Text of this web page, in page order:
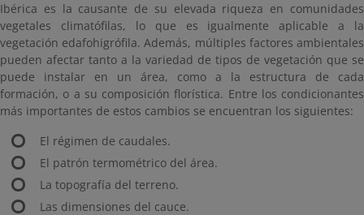
Ibérica es la causante de su elevada riqueza en comunidades
vegetales climatófilas, lo que es igualmente aplicable a la
vegetación edafohigrófila. Además, múltiples factores ambientales
pueden afectar tanto a la variedad de tipos de vegetación que se
puede instalar en un área, como a la estructura de cada
formación, o a su composición florística. Entre los condicionantes
más importantes de estos cambios se encuentran los siguientes:
El régimen de caudales.
El patrón termométrico del área.
La topografía del terreno.
Las dimensiones del cauce.